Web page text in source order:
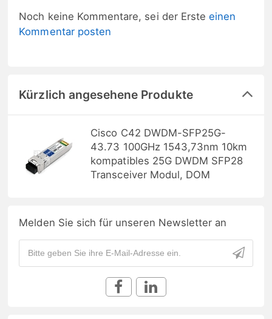
Noch keine Kommentare, sei der Ersteeinen
Kommentar posten
Kürzlich angesehene Produkte
Cisco C42 DWDM-SFP25G-
43.73 100GHz 1543,73nm 10km
kompatibles 25G DWDM SFP28
Transceiver Modul, DOM
Melden Sie sich für unseren Newsletter an